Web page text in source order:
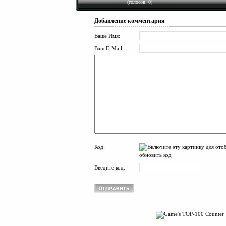
(голосов: 0)
Добавление комментария
Ваше Имя:
Ваш E-Mail:
Код:
обновить код
Введите код: